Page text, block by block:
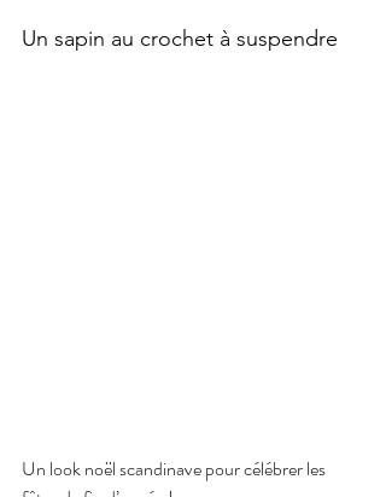
Un sapin au crochet à suspendre
Un look noël scandinave pour célébrer les